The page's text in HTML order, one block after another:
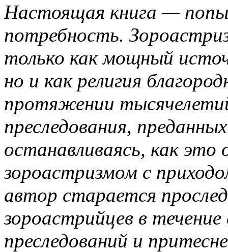
Настоящая книга —
потребность.
только как мощный
но и как религия
протяжении
преследования,
останавливаясь, как
зороастризмом с
автор старается
зороастрийцев в
преследований и